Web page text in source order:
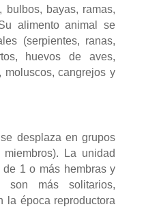
bulbos, bayas, ramas,
alimento animal se
(serpientes, ranas,
huevos de aves,
moluscos, cangrejos y
desplaza en grupos
La unidad
1 o más hembras y
son más solitarios,
la época reproductora